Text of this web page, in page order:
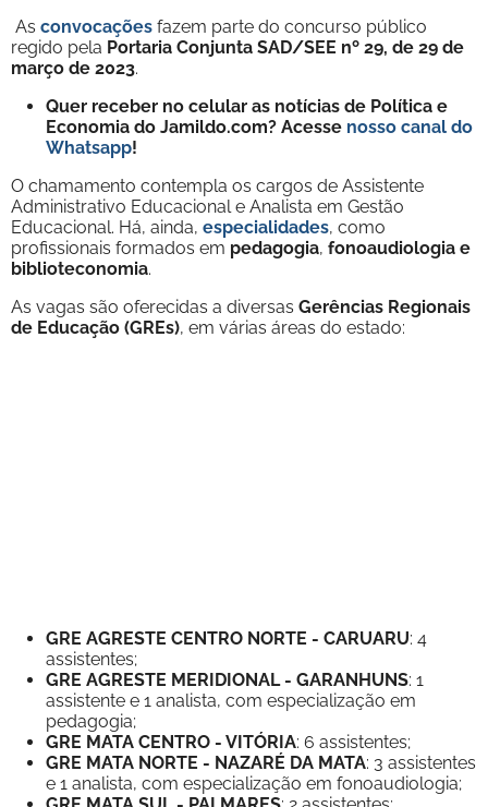
As convocações fazem parte do concurso público
regido pela Portaria Conjunta SAD/SEE nº 29, de 29 de
março de 2023.
Quer receber no celular as notícias de Política e
Economia do Jamildo.com? Acesse nosso canal do
Whatsapp!
O chamamento contempla os cargos de Assistente
Administrativo Educacional e Analista em Gestão
Educacional. Há, ainda, especialidades, como
profissionais formados em pedagogia, fonoaudiologia e
biblioteconomia.
As vagas são oferecidas a diversas Gerências Regionais
de Educação (GREs), em várias áreas do estado:
GRE AGRESTE CENTRO NORTE - CARUARU: 4
assistentes;
GRE AGRESTE MERIDIONAL - GARANHUNS: 1
assistente e 1 analista, com especialização em
pedagogia;
GRE MATA CENTRO - VITÓRIA: 6 assistentes;
GRE MATA NORTE - NAZARÉ DA MATA: 3 assistentes
e 1 analista, com especialização em fonoaudiologia;